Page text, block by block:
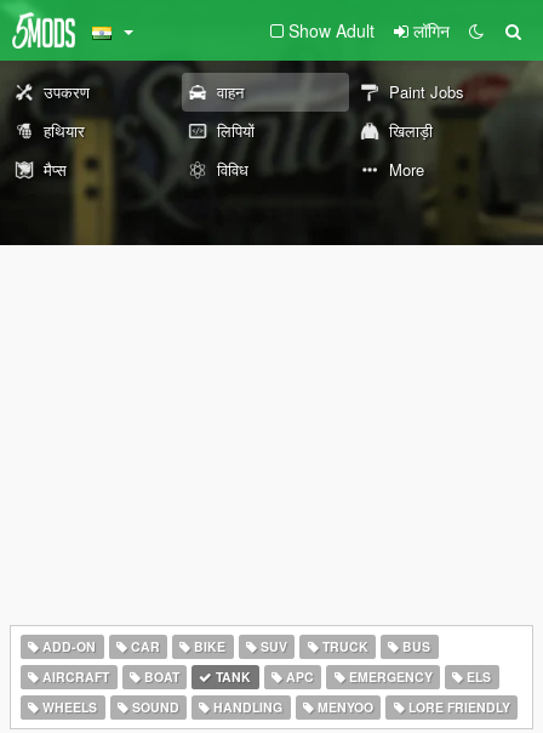
Show Adult लॉगिन
उपकरण वाहन
Paint Jobs
हथियार
लिपियों
खिलाड़ी
मैप्स
विविध More
ADD-ON CAR BIKE SUV TRUCK
BUS
AIRCRAFT
BOAT TANK APC EMERGENCY
ELS
WHEELS
SOUND HANDLING MENYOO LORE FRIENDLY